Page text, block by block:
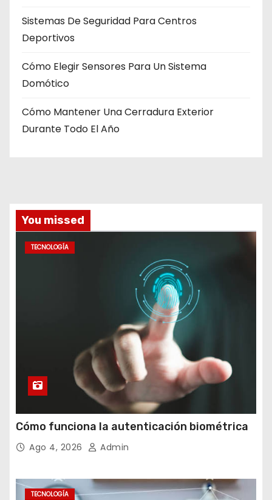
Sistemas De Seguridad Para Centros
Deportivos
Cómo Elegir Sensores Para Un Sistema
Domótico
Cómo Mantener Una Cerradura Exterior
Durante Todo El Año
You missed
TECNOLOGÍA
Cómo funciona la autenticación biométrica
Ago 4, 2026 Admin
TECNOLOGÍA